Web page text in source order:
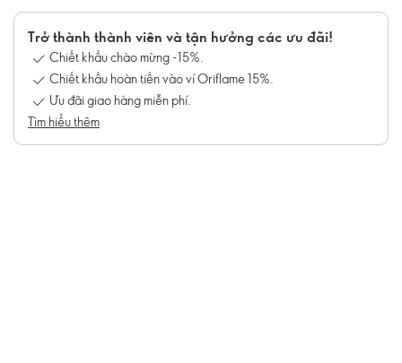
Trở thành thành viên và tận hưởng các ưu đãi!
Chiết khấu chào mừng -15%.
Chiết khấu hoàn tiền vào ví Oriflame 15%.
Ưu đãi giao hàng miễn phí.
Tìm hiểu thêm